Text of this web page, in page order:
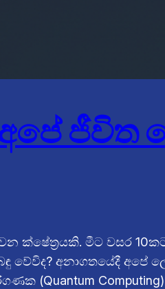
ජීවිත
මීට වසර
අනාගතයේදී අපේ
(Quantum